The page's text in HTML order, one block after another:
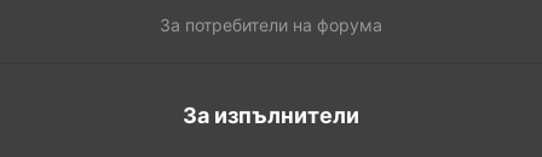
За потребители на форума
За изпълнители